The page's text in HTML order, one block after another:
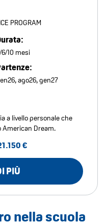
PROGRAM
10 mesi
ago26, gen27
a livello personale che
American Dream.
€
PIÙ
nella scuola